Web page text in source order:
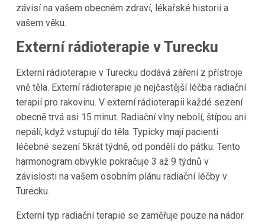
závisí na vašem obecném zdraví, lékařské historii a
vašem věku.
Externí rádioterapie v Turecku
Externí rádioterapie v Turecku dodává záření z přístroje
vně těla. Externí rádioterapie je nejčastější léčba radiační
terapií pro rakovinu. V externí rádioterapii každé sezení
obecně trvá asi 15 minut. Radiační vlny nebolí, štípou ani
nepálí, když vstupují do těla. Typicky mají pacienti
léčebné sezení 5krát týdně, od pondělí do pátku. Tento
harmonogram obvykle pokračuje 3 až 9 týdnů v
závislosti na vašem osobním plánu radiační léčby v
Turecku.
Externí typ radiační terapie se zaměřuje pouze na nádor.